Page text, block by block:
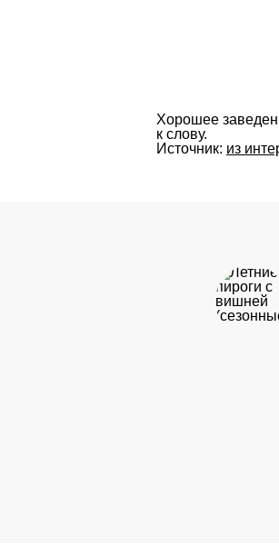
Хорошее
к слову.
Источник: из